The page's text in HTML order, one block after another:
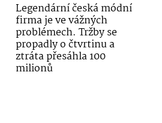
Legendární česká módní
firma je ve vážných
problémech. Tržby se
propadly o čtvrtinu a
ztráta přesáhla 100
milionů